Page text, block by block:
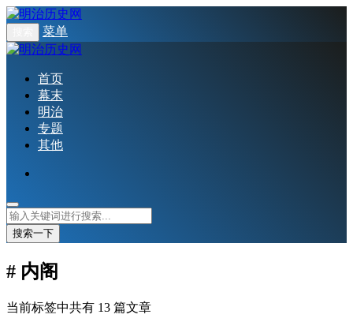
菜单
首页
幕末
明治
专题
其他
搜索一下
# 内阁
当前标签中共有 13 篇文章